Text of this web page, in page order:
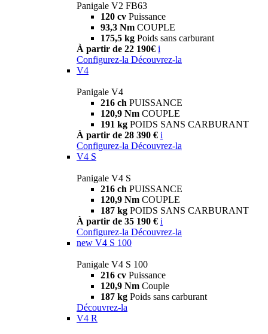
Panigale V2 FB63
120 cv Puissance
93,3 Nm COUPLE
175,5 kg Poids sans carburant
À partir de 22 190€ i
Configurez-la Découvrez-la
V4
Panigale V4
216 ch PUISSANCE
120,9 Nm COUPLE
191 kg POIDS SANS CARBURANT
À partir de 28 390 € i
Configurez-la Découvrez-la
V4 S
Panigale V4 S
216 ch PUISSANCE
120,9 Nm COUPLE
187 kg POIDS SANS CARBURANT
À partir de 35 190 € i
Configurez-la Découvrez-la
new V4 S 100
Panigale V4 S 100
216 cv Puissance
120,9 Nm Couple
187 kg Poids sans carburant
Découvrez-la
V4 R